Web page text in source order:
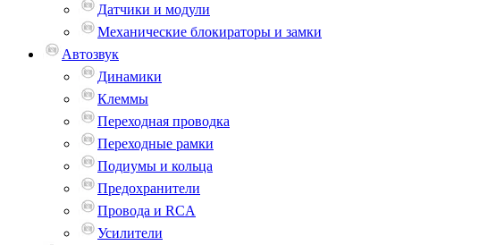
Датчики и модули
Механические блокираторы и замки
Автозвук
Динамики
Клеммы
Переходная проводка
Переходные рамки
Подиумы и кольца
Предохранители
Провода и RCA
Усилители